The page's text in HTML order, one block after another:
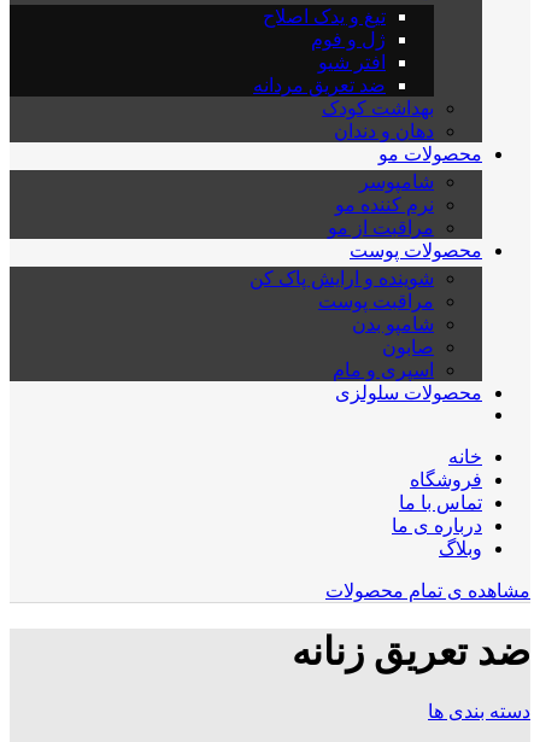
تیغ و یدک اصلاح
ژل و فوم
افتر شیو
ضد تعریق مردانه
بهداشت کودک
دهان و دندان
محصولات مو
شامپوسر
نرم کننده مو
مراقبت از مو
محصولات پوست
شوینده و ارایش پاک کن
مراقبت پوست
شامپو بدن
صابون
اسپری و مام
محصولات سلولزی
خانه
فروشگاه
تماس با ما
درباره ی ما
وبلاگ
مشاهده ی تمام محصولات
ضد تعریق زنانه
دسته بندی ها